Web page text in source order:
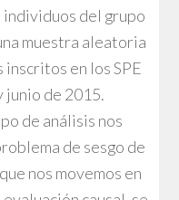
del grupo
muestra aleatoria
en los SPE
junio de 2015.
de análisis nos
de sesgo de
nos movemos en